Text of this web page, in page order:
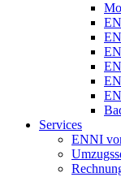
Services
ENNI